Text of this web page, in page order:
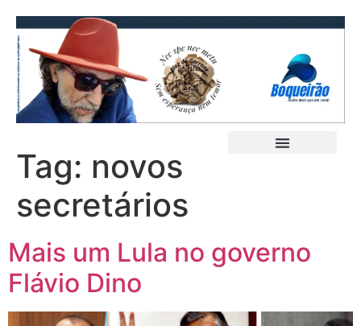
Tag: novos
secretários
Mais um Lula no governo
Flávio Dino